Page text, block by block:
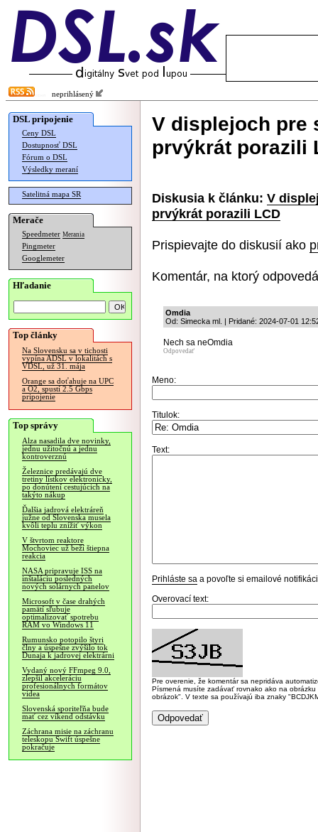
neprihlásený
DSL pripojenie
Ceny DSL
Dostupnosť DSL
Fórum o DSL
Výsledky meraní
Satelitná mapa SR
Merače
Speedmeter Merania
Pingmeter
Googlemeter
Hľadanie
Top články
Na Slovensku sa v tichosti
vypína ADSL v lokalitách s
VDSL, už 31. mája
Orange sa doťahuje na UPC
a O2, spustí 2.5 Gbps
pripojenie
Top správy
Alza nasadila dve novinky,
jednu užitočnú a jednu
kontroverznú
Železnice predávajú dve
tretiny lístkov elektronicky,
po donútení cestujúcich na
takýto nákup
Ďalšia jadrová elektráreň
južne od Slovenska musela
kvôli teplu znížiť výkon
V štvrtom reaktore
Mochoviec už beží štiepna
reakcia
NASA pripravuje ISS na
inštaláciu posledných
nových solárnych panelov
Microsoft v čase drahých
pamätí sľubuje
optimalizovať spotrebu
RAM vo Windows 11
Rumunsko potopilo štyri
člny a úspešne zvýšilo tok
Dunaja k jadrovej elektrárni
Vydaný nový FFmpeg 9.0,
zlepšil akceleráciu
profesionálnych formátov
videa
Slovenská sporiteľňa bude
mať cez víkend odstávku
Záchrana misie na záchranu
teleskopu Swift úspešne
pokračuje
V displejoch pre
prvýkrát porazili
Diskusia k článku: V
prvýkrát porazili LCD
Prispievajte do diskusií ako
Komentár, na ktorý
Omdia
Od: Simecka ml. | Pridané: 2024-07-01
Nech sa neOmdia
Odpovedať
Meno:
Titulok:
Text:
Prihláste sa a povoľte si emailové
Overovací text:
Pre overenie, že komentár sa nepridáva
Písmená musíte zadávať rovnako ako na
obrázok". V texte sa používajú iba znaky